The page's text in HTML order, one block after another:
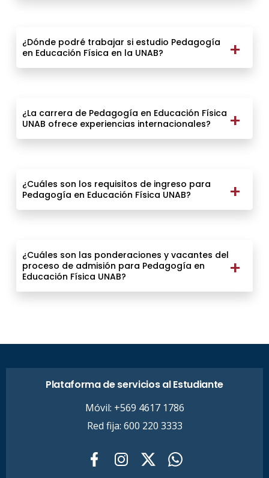
¿Dónde podré trabajar si estudio Pedagogía
en Educación Física en la UNAB?
¿La carrera de Pedagogía en Educación Física
UNAB ofrece experiencias internacionales?
¿Cuáles son los requisitos de ingreso para
Pedagogía en Educación Física UNAB?
¿Cuáles son las ponderaciones y vacantes del
proceso de admisión para Pedagogía en
Educación Física UNAB?